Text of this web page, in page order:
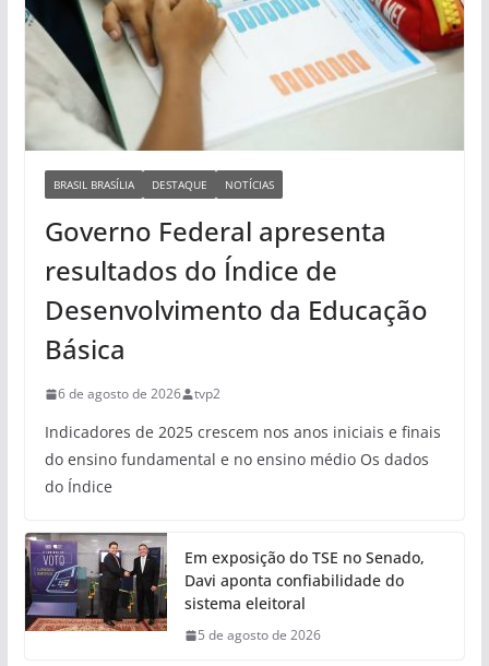
BRASIL BRASÍLIA DESTAQUE NOTÍCIAS
Governo Federal apresenta
resultados do Índice de
Desenvolvimento da Educação
Básica
6 de agosto de 2026 tvp2
Indicadores de 2025 crescem nos anos iniciais e finais
do ensino fundamental e no ensino médio Os dados
do Índice
Em exposição do TSE no Senado,
Davi aponta confiabilidade do
sistema eleitoral
5 de agosto de 2026